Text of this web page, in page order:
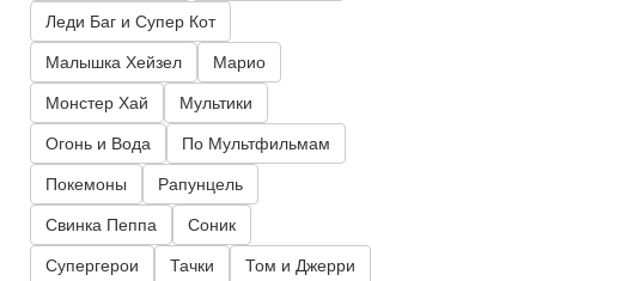
Леди Баг и Супер Кот
Малышка Хейзел Марио
Монстер Хай Мультики
Огонь и Вода По Мультфильмам
Покемоны Рапунцель
Свинка Пеппа Соник
Супергерои Тачки Том и Джерри